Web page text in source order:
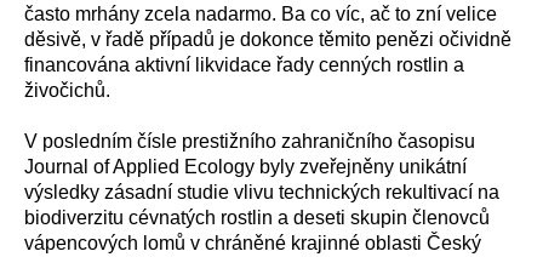
často mrhány zcela nadarmo. Ba co víc, ač to zní velice
děsivě, v řadě případů je dokonce těmito penězi očividně
financována aktivní likvidace řady cenných rostlin a
živočichů.
V posledním čísle prestižního zahraničního časopisu
Journal of Applied Ecology byly zveřejněny unikátní
výsledky zásadní studie vlivu technických rekultivací na
biodiverzitu cévnatých rostlin a deseti skupin členovců
vápencových lomů v chráněné krajinné oblasti Český